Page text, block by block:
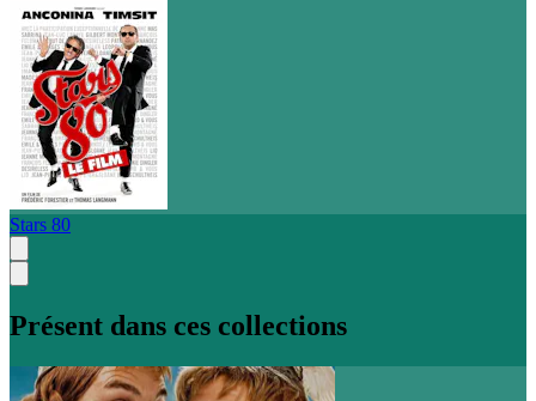
Stars 80
Présent dans ces collections